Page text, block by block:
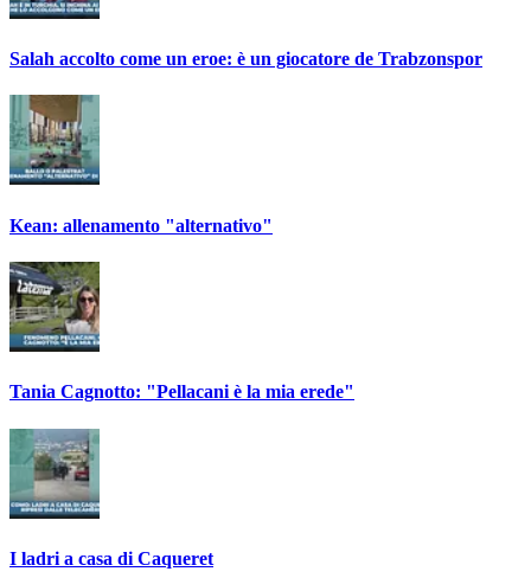
Salah accolto come un eroe: è un giocatore de Trabzonspor
Kean: allenamento "alternativo"
Tania Cagnotto: "Pellacani è la mia erede"
I ladri a casa di Caqueret